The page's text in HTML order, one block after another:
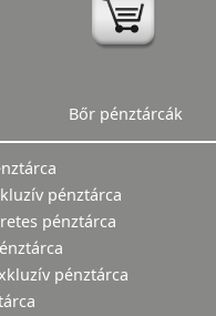
Bőr pénztárcák
pénztárca
pénztárca
pénztárca